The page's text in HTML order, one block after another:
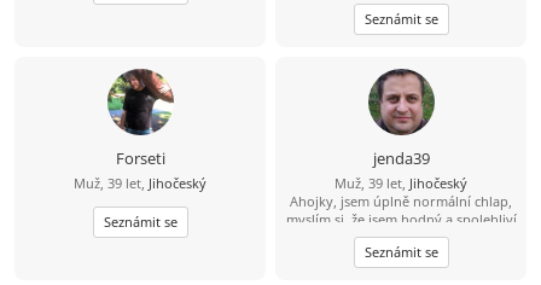
Seznámit se
Forseti
Muž, 39 let, Jihočeský
Seznámit se
jenda39
Muž, 39 let, Jihočeský
Ahojky, jsem úplně normální chlap,
myslím si, že jsem hodný a spolehliví
a že nezkazím žádnou srandu.
Hledám k sobě partnerku na
společnou a pohodovou cestu
Seznámit se